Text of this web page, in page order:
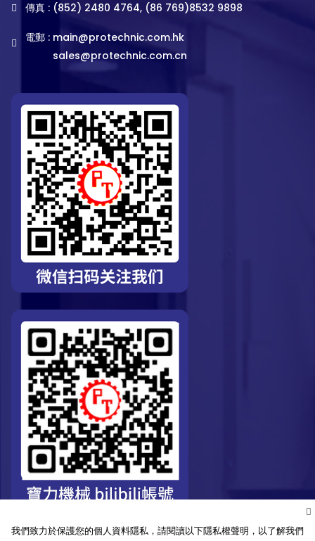
傳真 : (852) 2480 4764, (86 769)8532 9898
電郵 : main@protechnic.com.hk
sales@protechnic.com.cn
我們致力於保護您的個人資料隱私，請閱讀以下隱私權聲明，以了解我們